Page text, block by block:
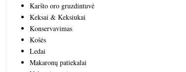
Karšto oro gruzdintuvė
Keksai & Keksiukai
Konservavimas
Košės
Ledai
Makaronų patiekalai